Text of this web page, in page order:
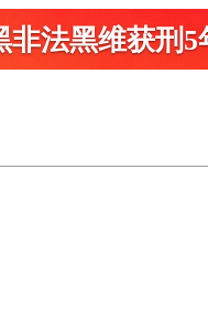
非法黑维获刑5